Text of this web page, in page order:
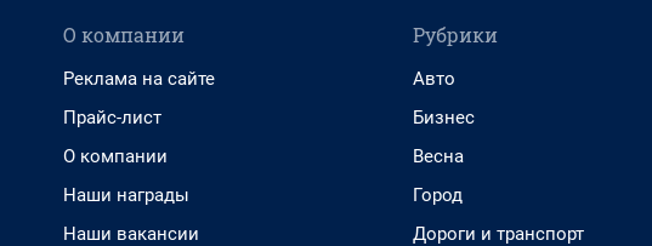
О компании
Реклама на сайте
Прайс-лист
О компании
Наши награды
Наши вакансии
Рубрики
Авто
Бизнес
Весна
Город
Дороги и транспорт